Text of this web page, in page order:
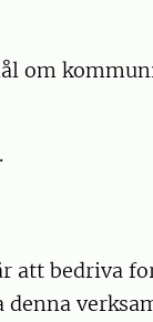
om
att bedriva